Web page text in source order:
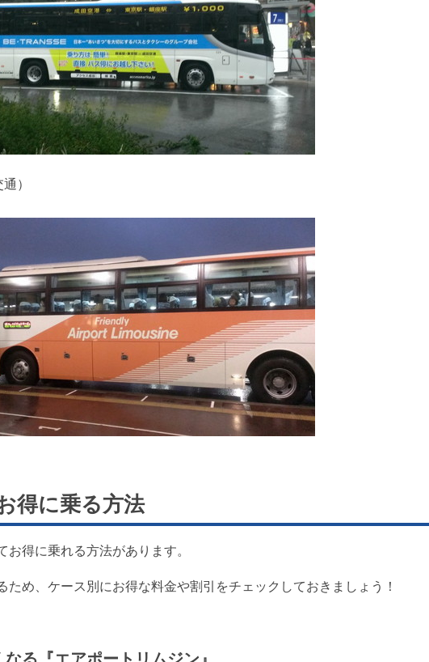
）
得に乗る方法
得に乗れる方法があります。
ため、ケース別にお得な料金や割引をチェックしておきましょう！
る『エアポートリムジン』